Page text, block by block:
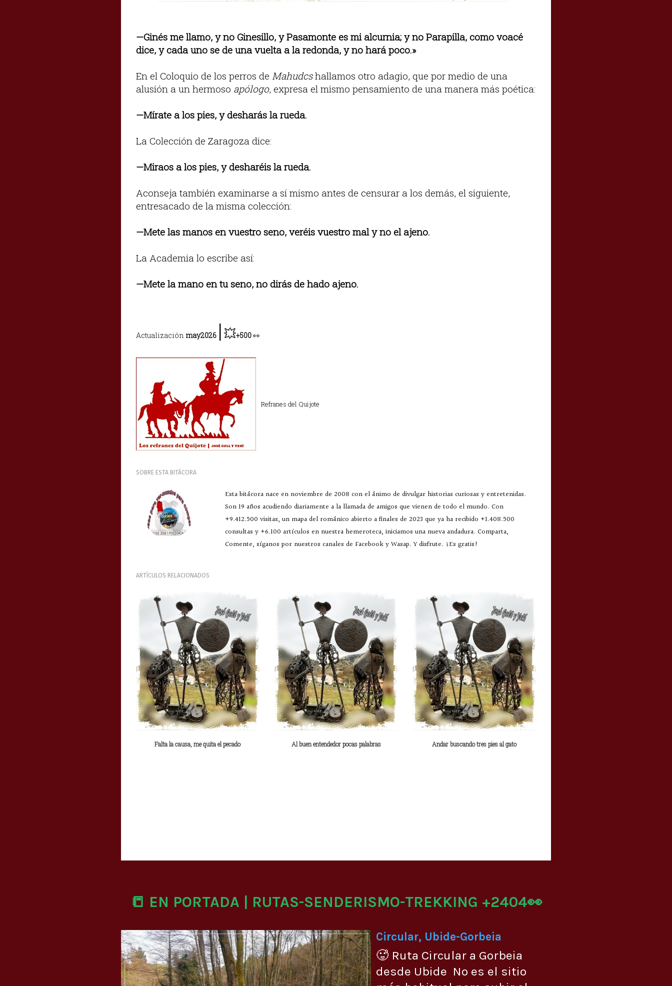
—Ginés me llamo, y no Ginesillo, y Pasamonte es mi alcurnia; y no Parapilla, como voacé
dice, y cada uno se de una vuelta a la redonda, y no hará poco.»
En el Coloquio de los perros de Mahudcshallamos otro adagio, que por medio de una
alusión a un hermoso apólogo, expresa el mismo pensamiento de una manera más poética:
—Mírate a los pies, y desharás la rueda.
La Colección de Zaragoza dice:
—Miraos a los pies, y desharéis la rueda.
Aconseja también examinarse a sí mismo antes de censurar a los demás, el siguiente,
entresacado de la misma colección:
—Mete las manos en vuestro seno, veréis vuestro mal y no el ajeno.
La Academia lo escribe así:
—Mete la mano en tu seno, no dirás de hado ajeno.
Actualización may2026 |💥+500👀
Refranes del Quijote
SOBRE ESTA BITÁCORA
Esta bitácora nace en noviembre de 2008 con el ánimo de divulgar historias curiosas y entretenidas.
Son 19 años acudiendo diariamente a la llamada de amigos que vienen de todo el mundo. Con
+9.412.500 visitas, un mapa del románico abierto a finales de 2023 que ya ha recibido +1.408.500
consultas y +6.100 artículos en nuestra hemeroteca, iniciamos una nueva andadura. Comparta,
Comente, síganos por nuestros canales de Facebook y Wasap. Y disfrute. ¡Es gratis!
ARTÍCULOS RELACIONADOS
Falta la causa, me quita el pecado Al buen entendedor pocas palabras Andar buscando tres pies al gato
📒 EN PORTADA | RUTAS-SENDERISMO-TREKKING +2404👀
Circular, Ubide-Gorbeia
🥵 Ruta Circular a Gorbeia
desde Ubide No es el sitio